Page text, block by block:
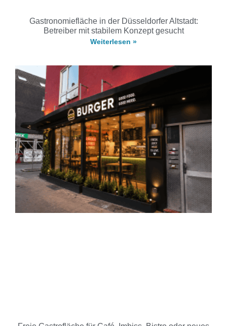
Gastronomiefläche in der Düsseldorfer Altstadt:
Betreiber mit stabilem Konzept gesucht
Weiterlesen »